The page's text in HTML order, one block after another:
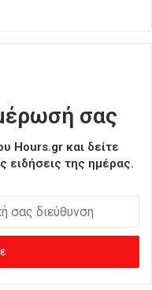
σας
Hours.gr και δείτε
ειδήσεις της ημέρας.